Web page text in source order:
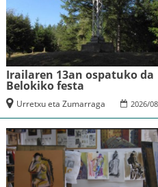
Irailaren 13an ospatuko da
Belokiko festa
2026/08
Urretxu eta Zumarraga